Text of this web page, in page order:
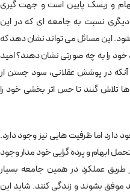
و ریسک پایین است و جهت گیری
نسبت به جامعه ای که در این
این مسائل می تواند نشان دهد که
خود را به چه صورتی نشان دهند؟ امید
در پوشش عقلانی، سود جستن از
تلاش گنند تا حس اثر بخشی خود را
دارد اما ظرفیت هایی نیز وجود دارد.
ابهام و پرده گرایی خود مدار وجود
طریق عملکرد در همین جامعه بسیار
موفق بشوند و زندگی کنند. شاید این